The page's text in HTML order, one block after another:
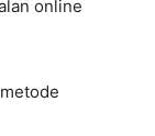
online